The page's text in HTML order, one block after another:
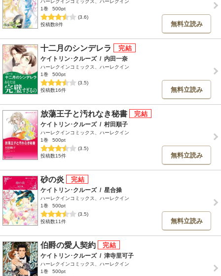
1巻
500pt
(3.6)
投稿数8件
無料立読み
十二月のシンデレラ
ケイトリン･クルーズ / 内田一奈
ハーレクインコミックス、ハーレクイン
1巻
500pt
(3.5)
投稿数16件
無料立読み
放蕩王子と汚れなき秘書
ケイトリン･クルーズ / 村田順子
ハーレクインコミックス、ハーレクイン
1巻
500pt
(3.5)
投稿数15件
無料立読み
砂の炎
ケイトリン･クルーズ / 星合操
ハーレクインコミックス、ハーレクイン
1巻
500pt
(3.5)
投稿数11件
無料立読み
伯爵の愛人契約
ケイトリン･クルーズ / 津寺里可子
ハーレクインコミックス、ハーレクイン
1巻
500pt